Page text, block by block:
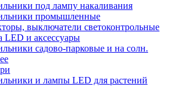
под лампу накаливания
промышленные
выключатели светоконтрольные
LED и аксессуары
садово-парковые и на солн.
и лампы LED для растений